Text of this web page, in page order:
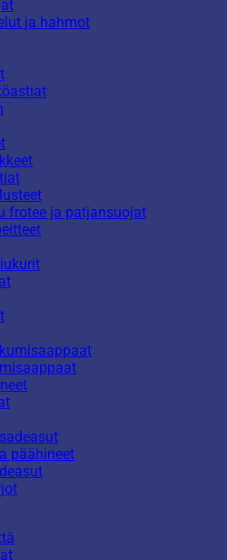
ja hahmot
frotee ja patjansuojat
päähineet